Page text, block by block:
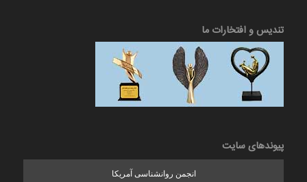
تندیس و افتخارات ما
پیوندهای سایت
انجمن روانشناسی آمریکا